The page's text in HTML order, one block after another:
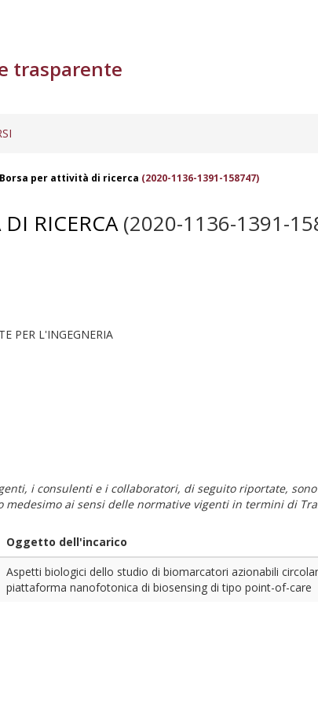
trasparente
Borsa per attività di ricerca (2020-1136-1391-158747)
RICERCA(2020-1136-1391-
PER L'INGEGNERIA
i consulenti e i collaboratori, di seguito riportate,
ai sensi delle normative vigenti in termini di
Oggetto dell'incarico
Aspetti biologici dello studio di biomarcatori azionabili
piattaforma nanofotonica di biosensing di tipo point-of-care